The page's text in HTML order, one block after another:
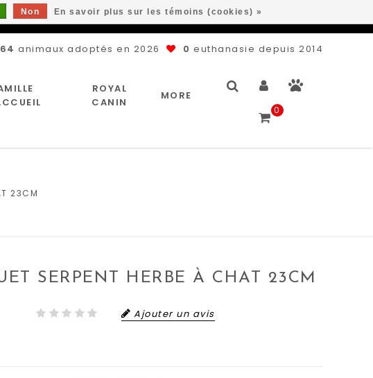
animaux adoptés en 2026 0 euthanasie depuis 2014
ROYAL
CANIN
MORE
0
23CM
SERPENT HERBE À CHAT 23CM
Ajouter un avis
Non En savoir plus sur les témoins (cookies) »